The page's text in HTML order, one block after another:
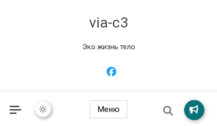
via-c3
Эко жизнь тело
Меню